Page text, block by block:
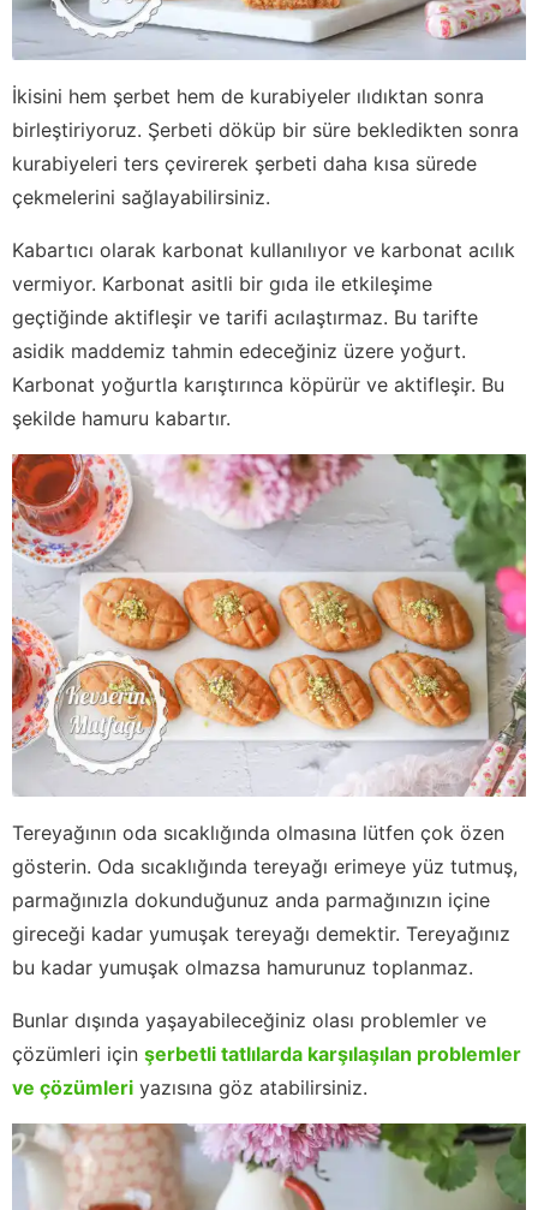
İkisini hem şerbet hem de kurabiyeler ılıdıktan sonra
birleştiriyoruz. Şerbeti döküp bir süre bekledikten sonra
kurabiyeleri ters çevirerek şerbeti daha kısa sürede
çekmelerini sağlayabilirsiniz.
Kabartıcı olarak karbonat kullanılıyor ve karbonat acılık
vermiyor. Karbonat asitli bir gıda ile etkileşime
geçtiğinde aktifleşir ve tarifi acılaştırmaz. Bu tarifte
asidik maddemiz tahmin edeceğiniz üzere yoğurt.
Karbonat yoğurtla karıştırınca köpürür ve aktifleşir. Bu
şekilde hamuru kabartır.
Tereyağının oda sıcaklığında olmasına lütfen çok özen
gösterin. Oda sıcaklığında tereyağı erimeye yüz tutmuş,
parmağınızla dokunduğunuz anda parmağınızın içine
gireceği kadar yumuşak tereyağı demektir. Tereyağınız
bu kadar yumuşak olmazsa hamurunuz toplanmaz.
Bunlar dışında yaşayabileceğiniz olası problemler ve
çözümleri için şerbetli tatlılarda karşılaşılan problemler
ve çözümleri yazısına göz atabilirsiniz.